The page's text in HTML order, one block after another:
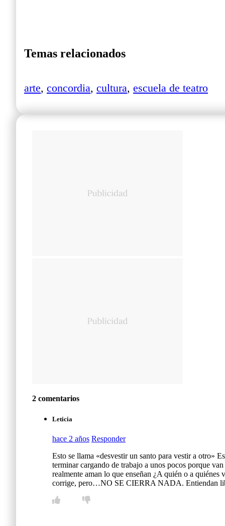
Temas relacionados
arte, concordia, cultura, escuela de teatro
2 comentarios
Leticia
hace 2 años Responder
Esto se llama «desvestir un santo para vestir a otro»
terminar cargando de trabajo a unos pocos porque
realmente aman lo que enseñan ¿A quién o a
corrige, pero…NO SE CIERRA NADA. Entiendan